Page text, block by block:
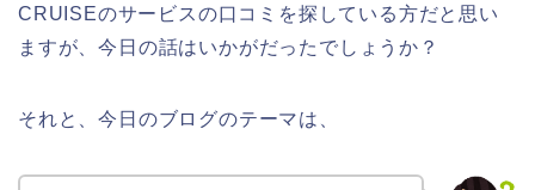
CRUISEのサービスの口コミを探している方だと思い
ますが、今日の話はいかがだったでしょうか？
それと、今日のブログのテーマは、